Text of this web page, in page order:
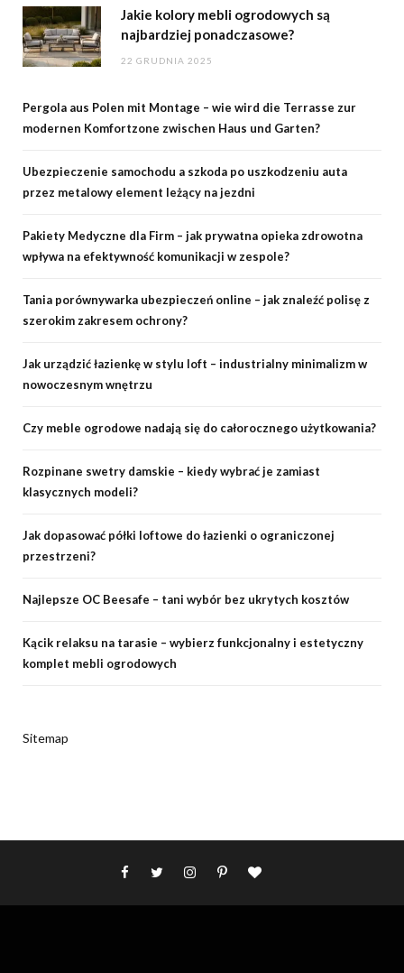
Jakie kolory mebli ogrodowych są
najbardziej ponadczasowe?
22 GRUDNIA 2025
Pergola aus Polen mit Montage – wie wird die Terrasse zur
modernen Komfortzone zwischen Haus und Garten?
Ubezpieczenie samochodu a szkoda po uszkodzeniu auta
przez metalowy element leżący na jezdni
Pakiety Medyczne dla Firm – jak prywatna opieka zdrowotna
wpływa na efektywność komunikacji w zespole?
Tania porównywarka ubezpieczeń online – jak znaleźć polisę z
szerokim zakresem ochrony?
Jak urządzić łazienkę w stylu loft – industrialny minimalizm w
nowoczesnym wnętrzu
Czy meble ogrodowe nadają się do całorocznego użytkowania?
Rozpinane swetry damskie – kiedy wybrać je zamiast
klasycznych modeli?
Jak dopasować półki loftowe do łazienki o ograniczonej
przestrzeni?
Najlepsze OC Beesafe – tani wybór bez ukrytych kosztów
Kącik relaksu na tarasie – wybierz funkcjonalny i estetyczny
komplet mebli ogrodowych
Sitemap